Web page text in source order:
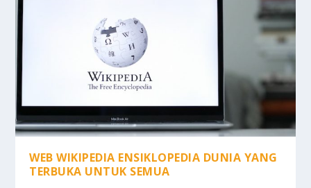
WEB WIKIPEDIA ENSIKLOPEDIA DUNIA YANG
TERBUKA UNTUK SEMUA